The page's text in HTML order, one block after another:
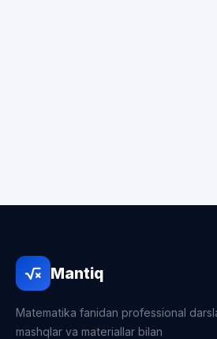
Mantiq
Matematika fanidan professional
mashqlar va materiallar bilan